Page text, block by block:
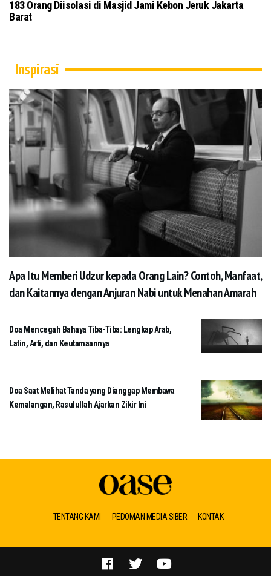
183 Orang Diisolasi di Masjid Jami Kebon Jeruk Jakarta
Barat
Inspirasi
Apa Itu Memberi Udzur kepada Orang Lain? Contoh, Manfaat,
dan Kaitannya dengan Anjuran Nabi untuk Menahan Amarah
Doa Mencegah Bahaya Tiba-Tiba: Lengkap Arab,
Latin, Arti, dan Keutamaannya
Doa Saat Melihat Tanda yang Dianggap Membawa
Kemalangan, Rasulullah Ajarkan Zikir Ini
TENTANG KAMI PEDOMAN MEDIA SIBER KONTAK